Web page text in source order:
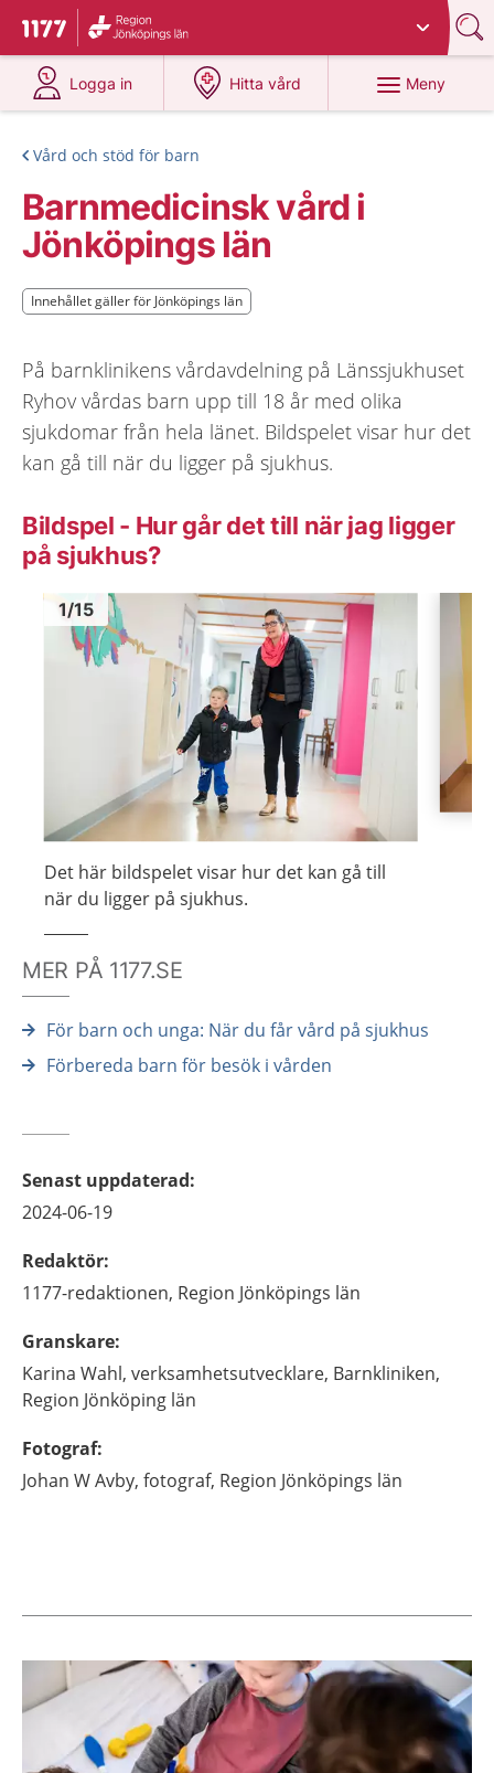
Till startsidan för 1177
Du har valt region
Logga in
på 1177.se
Hitta vård
på 1177.se
Meny
Vård och stöd för barn
Barnmedicinsk vård i
Jönköpings län
Innehållet gäller för Jönköpings län
Innehållet gäller för Jönköpings län
På barnklinikens vårdavdelning på Länssjukhuset
Ryhov vårdas barn upp till 18 år med olika
sjukdomar från hela länet. Bildspelet visar hur det
kan gå till när du ligger på sjukhus.
Bildspel - Hur går det till när jag ligger
på sjukhus?
Bild1
1/15
Det här bildspelet visar hur det kan gå till
när du ligger på sjukhus.
1
Visa
Visa föregående bild
MER PÅ 1177.SE
För barn och unga: När du får vård på sjukhus
Förbereda barn för besök i vården
Senast uppdaterad:
2024-06-19
Redaktör:
1177-redaktionen, Region Jönköpings län
Granskare:
Karina Wahl, verksamhetsutvecklare, Barnkliniken,
Region Jönköping län
Fotograf:
Johan W Avby, fotograf, Region Jönköpings län
Aktuella artiklar